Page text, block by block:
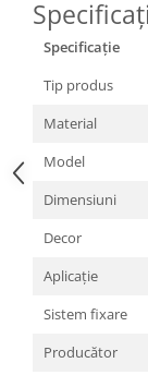
Specificație
Tip produs
Material
Model
Dimensiuni
Decor
Aplicație
Sistem fixare
Producător